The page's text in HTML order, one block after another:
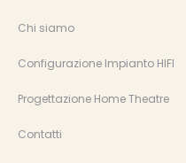
Chi siamo
Configurazione Impianto HIFI
Progettazione Home Theatre
Contatti